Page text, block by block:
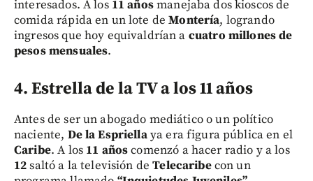
interesados. A los 11 añosmanejaba dos kioscos de
comida rápida en un lote deMontería, logrando
ingresos que hoy equivaldrían a cuatro millones de
pesos mensuales.
4. Estrella de la TV a los 11 años
Antes de ser un abogado mediático o un político
naciente, De la Espriellaya era figura pública en el
Caribe. A los 11 añoscomenzó a hacer radio y a los
12saltó a la televisión deTelecaribecon un